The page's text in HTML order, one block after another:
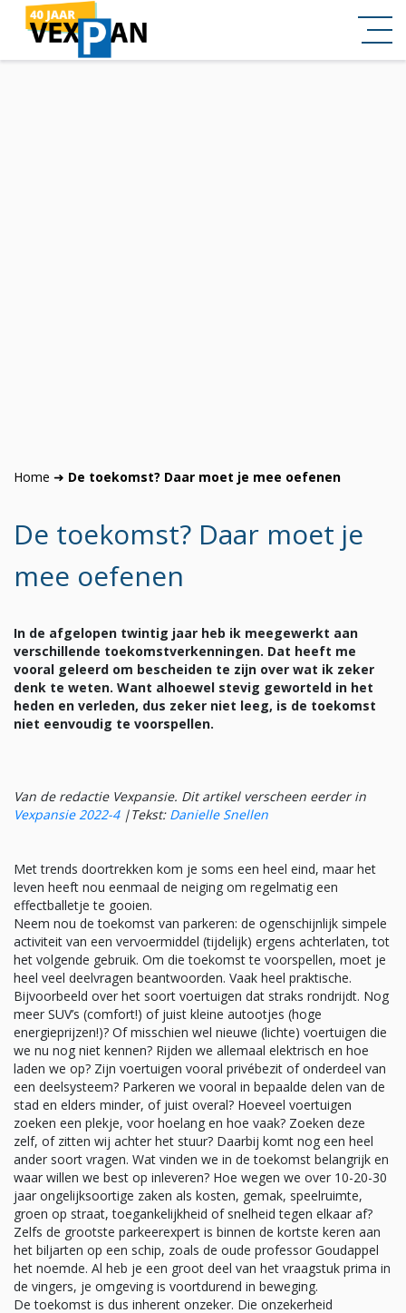
Home ➜ De toekomst? Daar moet je mee oefenen
De toekomst? Daar moet je
mee oefenen
In de afgelopen twintig jaar heb ik meegewerkt aan
verschillende toekomstverkenningen. Dat heeft me
vooral geleerd om bescheiden te zijn over wat ik zeker
denk te weten. Want alhoewel stevig geworteld in het
heden en verleden, dus zeker niet leeg, is de toekomst
niet eenvoudig te voorspellen.
Van de redactie Vexpansie. Dit artikel verscheen eerder in
Vexpansie 2022-4|Tekst: Danielle Snellen
Met trends doortrekken kom je soms een heel eind, maar het
leven heeft nou eenmaal de neiging om regelmatig een
effectballetje te gooien.
Neem nou de toekomst van parkeren: de ogenschijnlijk simpele
activiteit van een vervoermiddel (tijdelijk) ergens achterlaten, tot
het volgende gebruik. Om die toekomst te voorspellen, moet je
heel veel deelvragen beantwoorden. Vaak heel praktische.
Bijvoorbeeld over het soort voertuigen dat straks rondrijdt. Nog
meer SUV’s (comfort!) of juist kleine autootjes (hoge
energieprijzen!)? Of misschien wel nieuwe (lichte) voertuigen die
we nu nog niet kennen? Rijden we allemaal elektrisch en hoe
laden we op? Zijn voertuigen vooral privébezit of onderdeel van
een deelsysteem? Parkeren we vooral in bepaalde delen van de
stad en elders minder, of juist overal? Hoeveel voertuigen
zoeken een plekje, voor hoelang en hoe vaak? Zoeken deze
zelf, of zitten wij achter het stuur? Daarbij komt nog een heel
ander soort vragen. Wat vinden we in de toekomst belangrijk en
waar willen we best op inleveren? Hoe wegen we over 10-20-30
jaar ongelijksoortige zaken als kosten, gemak, speelruimte,
groen op straat, toegankelijkheid of snelheid tegen elkaar af?
Zelfs de grootste parkeerexpert is binnen de kortste keren aan
het biljarten op een schip, zoals de oude professor Goudappel
het noemde. Al heb je een groot deel van het vraagstuk prima in
de vingers, je omgeving is voortdurend in beweging.
De toekomst is dus inherent onzeker. Die onzekerheid